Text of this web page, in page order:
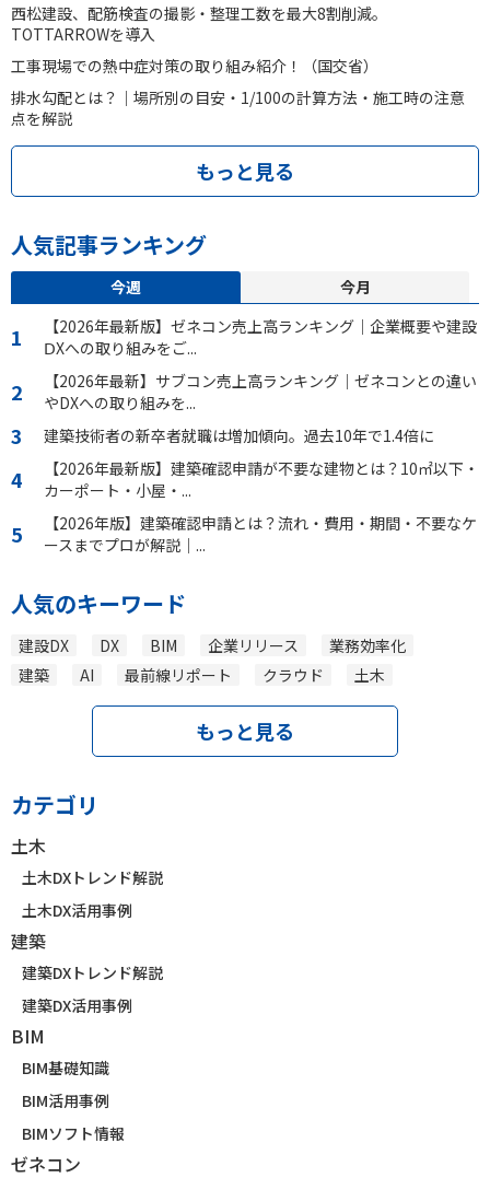
西松建設、配筋検査の撮影・整理工数を最大8割削減。
TOTTARROWを導入
工事現場での熱中症対策の取り組み紹介！（国交省）
排水勾配とは？｜場所別の目安・1/100の計算方法・施工時の注意
点を解説
もっと見る
人気記事ランキング
今週
今月
【2026年最新版】ゼネコン売上高ランキング｜企業概要や建設
ⅮXへの取り組みをご...
【2026年最新】サブコン売上高ランキング｜ゼネコンとの違い
やDXへの取り組みを...
建築技術者の新卒者就職は増加傾向。過去10年で1.4倍に
【2026年最新版】建築確認申請が不要な建物とは？10㎡以下・
カーポート・小屋・...
【2026年版】建築確認申請とは？流れ・費用・期間・不要なケ
ースまでプロが解説｜...
人気のキーワード
建設DX DX BIM 企業リリース
業務効率化
建築
AI 最前線リポート クラウド 土木
もっと見る
カテゴリ
土木
土木DXトレンド解説
土木DX活用事例
建築
建築DXトレンド解説
建築DX活用事例
BIM
BIM基礎知識
BIM活用事例
BIMソフト情報
ゼネコン